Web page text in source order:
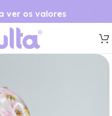
ver os valores